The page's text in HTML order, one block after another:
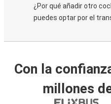
¿Por qué añadir otro
puedes optar por el
Con la
millones